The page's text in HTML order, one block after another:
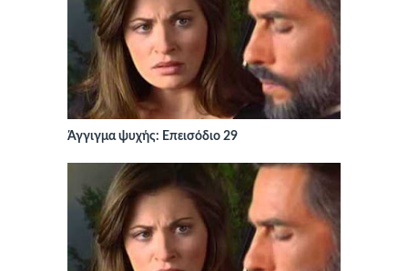
Άγγιγμα ψυχής: Επεισόδιο 29